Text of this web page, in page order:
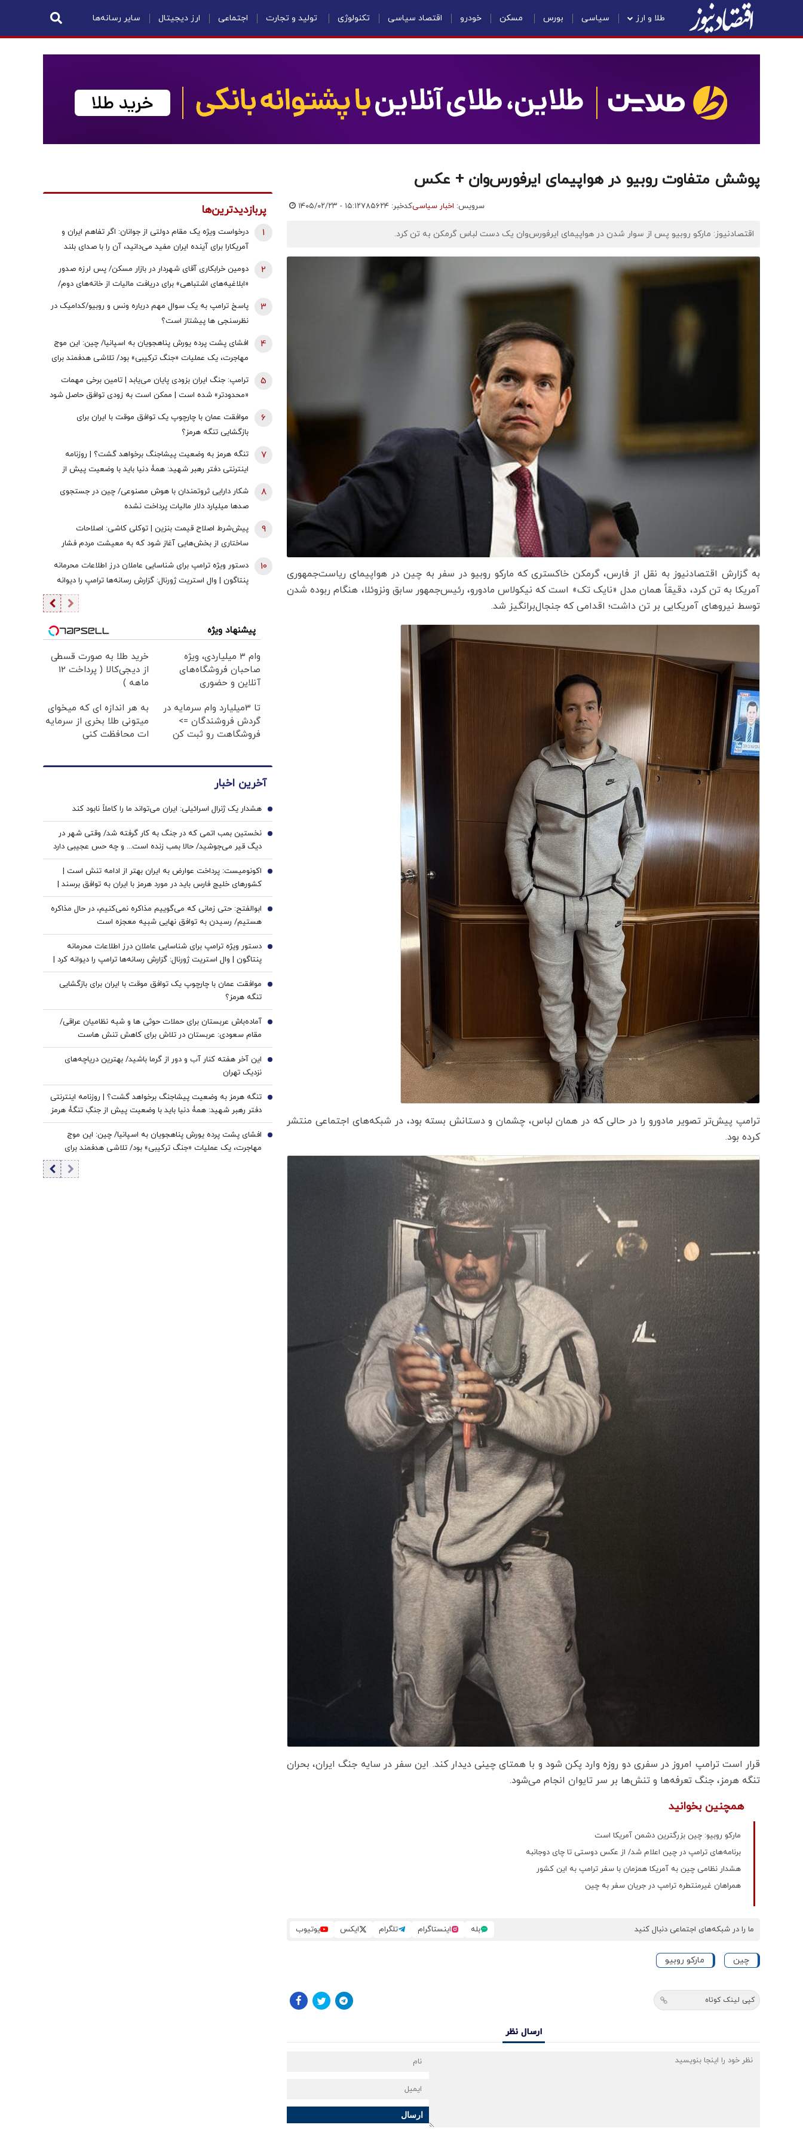
طلا و ارز سیاسی بورس مسکن خودرو اقتصاد سیاسی تکنولوژی تولید و تجارت اجتماعی ارز دیجیتال سایر رسانه‌ها
پوشش متفاوت روبیو در هواپیمای ایرفورس‌وان + عکس
سرویس: اخبار سیاسیکدخبر: ۷۸۵۶۲۴ ۱۴۰۵/۰۲/۲۳ - ۱۵:۱۲
اقتصادنیوز: مارکو روبیو پس از سوار شدن در هواپیمای ایرفورس‌وان یک دست لباس گرمکن به تن کرد.
به گزارش اقتصادنیوز به نقل از فارس، گرمکن خاکستری که مارکو روبیو در سفر به چین در هواپیمای ریاست‌جمهوری
آمریکا به تن کرد، دقیقاً همان مدل «نایک تک» است که نیکولاس مادورو، رئیس‌جمهور سابق ونزوئلا، هنگام ربوده شدن
توسط نیروهای آمریکایی بر تن داشت؛ اقدامی که جنجال‌برانگیز شد.
ترامپ پیش‌تر تصویر مادورو را در حالی که در همان لباس، چشمان و دستانش بسته بود، در شبکه‌های اجتماعی منتشر
کرده بود.
قرار است ترامپ امروز در سفری دو روزه وارد پکن شود و با همتای چینی دیدار کند. این سفر در سایه جنگ ایران، بحران
تنگه هرمز، جنگ تعرفه‌ها و تنش‌ها بر سر تایوان انجام می‌شود.
همچنین بخوانید
مارکو روبیو: چین بزرگترین دشمن آمریکا است
برنامه‌های ترامپ در چین اعلام شد/ از عکس دوستی تا چای دوجانبه
هشدار نظامی چین به آمریکا همزمان با سفر ترامپ به این کشور
همراهان غیرمنتطره ترامپ در جریان سفر به چین
ما را در شبکه‌های اجتماعی دنبال کنید بله اینستاگرام تلگرام ایکس یوتیوب
چین مارکو روبیو
کپی لینک کوتاه
ارسال نظر
ارسال
پربازدیدترین‌ها
درخواست ویژه یک مقام دولتی از جوانان: اگر تفاهم ایران و
آمریکارا برای آینده ایران مفید می‌دانید، آن را با صدای بلند
1
دومین خرابکاری آقای شهردار در بازار مسکن/ پس لرزه صدور
«ابلاغیه‌های اشتباهی» برای دریافت مالیات از خانه‌‌های دوم/
2
پاسخ ترامپ به یک سوال مهم درباره ونس و روبیو/کدامیک در
نظرسنجی ها پیشتاز است؟
3
افشای پشت پرده یورش پناهجویان به اسپانیا/ چین: این موج
مهاجرت، یک عملیات «جنگ ترکیبی» بود/ تلاشی هدفمند برای
اعمال فشار بر دولت «پدرو سانچز»
4
ترامپ: جنگ ایران بزودی پایان می‌یابد | تامین برخی مهمات
«محدودتر» شده است | ممکن است به زودی توافق حاصل شود
5
موافقت عمان با چارچوپ یک توافق موقت با ایران برای
بازگشایی تنگه هرمز؟
6
تنگه هرمز به وضعیت پیشاجنگ برخواهد گشت؟ | روزنامه
اینترنتی دفتر رهبر شهید: همۀ دنیا باید با وضعیت پیش از
7
شکار دارایی ثروتمندان با هوش مصنوعی/ چین در جستجوی
صدها میلیارد دلار مالیات پرداخت نشده
8
پیش‌شرط اصلاح قیمت بنزین | توکلی کاشی: اصلاحات
ساختاری از بخش‌هایی آغاز شود که به معیشت مردم فشار
9
دستور ویژه ترامپ برای شناسایی عاملان درز اطلاعات محرمانه
پنتاگون | وال استریت ژورنال: گزارش رسانه‌ها ترامپ را دیوانه
10
پیشنهاد ویژه
وام ۳ میلیاردی، ویژه
صاحبان فروشگاه‌های
آنلاین و حضوری
خرید طلا به صورت قسطی
از دیجی‌کالا ( پرداخت 12
ماهه )
تا 3میلیارد وام سرمایه در
گردش فروشندگان =>
فروشگاهت رو ثبت کن
به هر اندازه ای که میخوای
میتونی طلا بخری از سرمایه
ات محافظت کنی
آخرین اخبار
هشدار یک ژنرال اسرائیلی: ایران می‌تواند ما را کاملاً نابود کند 1
نخستین بمب اتمی که در جنگ به کار گرفته شد/ وقتی شهر در
دیگ قیر می‌جوشید/ حالا بمب زنده است... و چه حس عجیبی دارد
که پشت سر تو باشد
2
اکونومیست: پرداخت عوارض به ایران بهتر از ادامه تنش است |
کشورهای خلیج فارس باید در مورد هرمز با ایران به توافق برسند |
اعراب در مخمصهِ ترامپ گرفتار شده‌اند
3
ابوالفتح: حتی زمانی که می‌گوییم مذاکره نمی‌کنیم، در حال مذاکره
هستیم/ رسیدن به توافق نهایی شبیه معجزه است
4
دستور ویژه ترامپ برای شناسایی عاملان درز اطلاعات محرمانه
پنتاگون | وال استریت ژورنال: گزارش رسانه‌ها ترامپ را دیوانه کرد |
ایران جسورتر می شود اگر...
5
موافقت عمان با چارچوپ یک توافق موقت با ایران برای بازگشایی
تنگه هرمز؟
6
آماده‌باش عربستان برای حملات حوثی ها و شبه نظامیان عراقی/
مقام سعودی: عربستان در تلاش برای کاهش تنش هاست
7
این آخر هفته کنار آب و دور از گرما باشید/ بهترین دریاچه‌های
نزدیک تهران
8
تنگه هرمز به وضعیت پیشاجنگ برخواهد گشت؟ | روزنامه اینترنتی
دفتر رهبر شهید: همۀ دنیا باید با وضعیت پیش از جنگِ تنگۀ هرمز
خداحافظی کنند
9
افشای پشت پرده یورش پناهجویان به اسپانیا/ چین: این موج
مهاجرت، یک عملیات «جنگ ترکیبی» بود/ تلاشی هدفمند برای
10